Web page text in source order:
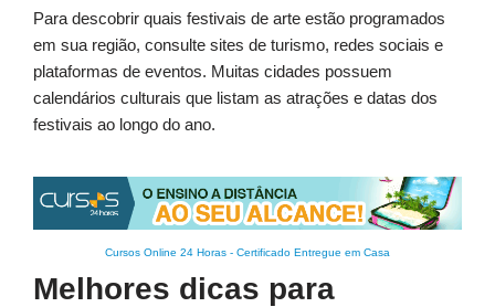
Para descobrir quais festivais de arte estão programados
em sua região, consulte sites de turismo, redes sociais e
plataformas de eventos. Muitas cidades possuem
calendários culturais que listam as atrações e datas dos
festivais ao longo do ano.
Cursos Online 24 Horas - Certificado Entregue em Casa
Melhores dicas para